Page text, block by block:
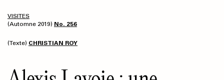
VISITES
(Automne 2019) No. 256
(Texte) CHRISTIAN ROY